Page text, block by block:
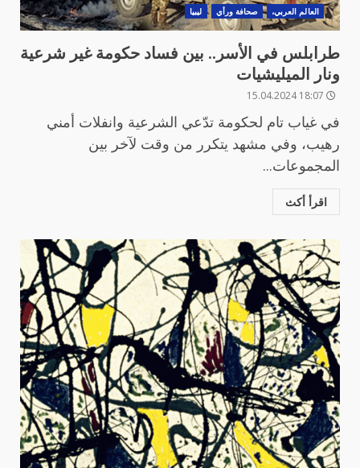
العالم العربي، صحافة ورأي ليبيا
طرابلس في الأسر.. بين فساد حكومة غير شرعية
ونار الميليشيات
في غياب تام لحكومة تدّعي الشرعية وانفلات أمني
رهيب، وفي مشهد يتكرر من وقت لآخر بين
المجموعات...
اقرأ أكث